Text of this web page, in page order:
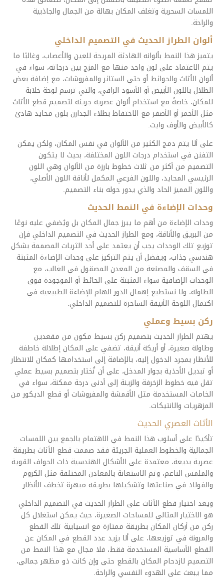
اللمسات السحرية وتغلف المكان بهالة من الجمال والجاذبية
والراحة.
ألوان الطراز الحديث في التصميم الداخلي
يتميز هذا النمط بألوانه الهادئة المريحة للعين والأعصاب، وغالبًا ما
يتم الاعتماد على لون واحد منها مع المزج بين درجاته، سواء في
ألوان الأثاث والحوائط أو حتي الستائر والمفروشات، مع إضافة بعض
الظلال باللون الأبيض أو الأسود الراقي، والتي ترسم لوحة خلابة
للمكان، خاصةً مع استخدام ألوان عصرية جريئة لتصميم قطع الأثاث
مثل الأحمر أو الأصفر مع الاحتفاظ بطلاء الجدارن بلون محايد هادئ
كالأبيض والأوف وايت.
على ألا يتم دمج الكثير من الألوان في نفس المكان، ولكن يمكن
التفنن في استخدام درجات اللون المختلفة، بحيث لا يتكون
التصميم من أكثر من ثلاث خطوط بارزة من الألوان وهي اللون
الرئيسي المحايد، واللون الفرعي المكمل لأناقة اللون الأصلي،
واللون المميز الحاد والذي يدور حوله بناء التصميم.
وحدات الإضاءة في النمط الحديث
وحدات الإضاءة من أهم ما يبرز جمال المكان بل ويُضفي عليه نوعًا
من البريق والأناقة، ومع الطراز الحديث في التصميم الداخلي فإن
توزيع تلك الوحدات يجب أن يعتمد على أحد الثريات المصممة بشكل
هندسي جذاب، ويفضل أن يتم التركيز على وحدات الإضاءة المثبتة
في السقف والمصنعة من المعدن المصقول في الغالب، مع
الوحدات الإضافية سواء المثبتة على الحائط أو الموجودة فوق
الطاولة، ولا نستطيع إهمال الدور الهام للإضاءة الطبيعية في
اكتمال اللوحة الأنيقة الساحرة للتصميم الداخلي.
ركن بسيط وعملي
يهتم الطراز الحديث بتصميم ركن بسيط مكون من مقعدين
وطاولة صغيرة، أو أريكة أنيقة، تضفي على المكان إطلالة خاطفة
للأنظار بمجرد الدخول إليه، بالإضافة إلى استخدامها كمكان للانتظار
أو تبديل الأحذية بجوار المدخل، على أن تُختار بتصميم بسيط عملي
تقل فيه خطوط الزخرفة والزينة إلى أدنى درجة ممكنة، سواء في
الخامات المستخدمة مثل الأقمشة والمفروشات أو قطع الديكور من
المزهريات والانتيكات.
الأثاث العصري الحديث
تأكيدًا على أسلوب هذا النمط في الاهتمام بالجمع بين اللمسات
الجمالية والخطوط العملية الجريئة فقد صممت قطع الأثاث بطريقة
عصرية بديعة، معتمدة على الأشكال الهندسية ذات الحواف القوية
والملمس الناعم، وتم الاستعانة بالمعادن المختلفة مثل الكروم
والفولاذ في صناعتها وتشكيلها بطريقة مبهرة تخطف الأنظار.
ويعد اختيار قطع الأثاث على الطراز الحديث في التصميم الداخلي
هو الاختيار المثالي للمساحات الصغيرة، حيث يمكن استغلال كل
ركن من أركان المكان بطريقة ممتازة مع انسيابية تلك القطع
والمرونة في توزيعها، على ألا يزيد عدد القطع في المكان عن
القطع الأساسية المستخدمة فقط، فلا مجال مع هذا النمط من
التصميم لازدحام المكان بالقطع حتى وإن كانت ذو مظهر جمالى،
مما يبعث على الهدوء النفسي والراحة.